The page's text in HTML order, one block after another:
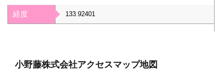
経度 133.92401
小野藤株式会社アクセスマップ地図